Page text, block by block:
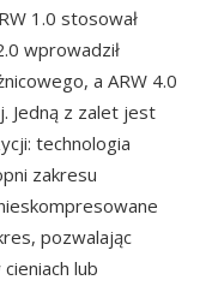
1.0 stosował
wprowadził
a ARW 4.0
Jedną z zalet jest
technologia
zakresu
pozwalając
lub